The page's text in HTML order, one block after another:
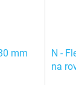
mm
N -
na